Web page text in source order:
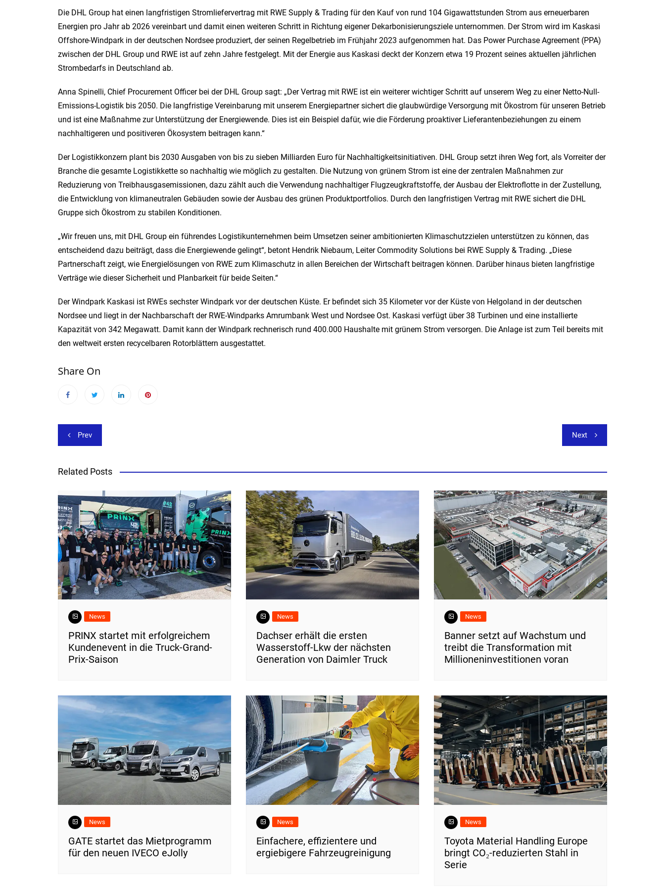
Die DHL Group hat einen langfristigen Stromliefervertrag mit RWE Supply & Trading für den Kauf von rund 104 Gigawattstunden Strom aus erneuerbaren
Energien pro Jahr ab 2026 vereinbart und damit einen weiteren Schritt in Richtung eigener Dekarbonisierungsziele unternommen. Der Strom wird im Kaskasi
Offshore-Windpark in der deutschen Nordsee produziert, der seinen Regelbetrieb im Frühjahr 2023 aufgenommen hat. Das Power Purchase Agreement (PPA)
zwischen der DHL Group und RWE ist auf zehn Jahre festgelegt. Mit der Energie aus Kaskasi deckt der Konzern etwa 19 Prozent seines aktuellen jährlichen
Strombedarfs in Deutschland ab.
Anna Spinelli, Chief Procurement Officer bei der DHL Group sagt: „Der Vertrag mit RWE ist ein weiterer wichtiger Schritt auf unserem Weg zu einer Netto-Null-
Emissions-Logistik bis 2050. Die langfristige Vereinbarung mit unserem Energiepartner sichert die glaubwürdige Versorgung mit Ökostrom für unseren Betrieb
und ist eine Maßnahme zur Unterstützung der Energiewende. Dies ist ein Beispiel dafür, wie die Förderung proaktiver Lieferantenbeziehungen zu einem
nachhaltigeren und positiveren Ökosystem beitragen kann.“
Der Logistikkonzern plant bis 2030 Ausgaben von bis zu sieben Milliarden Euro für Nachhaltigkeitsinitiativen. DHL Group setzt ihren Weg fort, als Vorreiter der
Branche die gesamte Logistikkette so nachhaltig wie möglich zu gestalten. Die Nutzung von grünem Strom ist eine der zentralen Maßnahmen zur
Reduzierung von Treibhausgasemissionen, dazu zählt auch die Verwendung nachhaltiger Flugzeugkraftstoffe, der Ausbau der Elektroflotte in der Zustellung,
die Entwicklung von klimaneutralen Gebäuden sowie der Ausbau des grünen Produktportfolios. Durch den langfristigen Vertrag mit RWE sichert die DHL
Gruppe sich Ökostrom zu stabilen Konditionen.
„Wir freuen uns, mit DHL Group ein führendes Logistikunternehmen beim Umsetzen seiner ambitionierten Klimaschutzzielen unterstützen zu können, das
entscheidend dazu beiträgt, dass die Energiewende gelingt“, betont Hendrik Niebaum, Leiter Commodity Solutions bei RWE Supply & Trading. „Diese
Partnerschaft zeigt, wie Energielösungen von RWE zum Klimaschutz in allen Bereichen der Wirtschaft beitragen können. Darüber hinaus bieten langfristige
Verträge wie dieser Sicherheit und Planbarkeit für beide Seiten.“
Der Windpark Kaskasi ist RWEs sechster Windpark vor der deutschen Küste. Er befindet sich 35 Kilometer vor der Küste von Helgoland in der deutschen
Nordsee und liegt in der Nachbarschaft der RWE-Windparks Amrumbank West und Nordsee Ost. Kaskasi verfügt über 38 Turbinen und eine installierte
Kapazität von 342 Megawatt. Damit kann der Windpark rechnerisch rund 400.000 Haushalte mit grünem Strom versorgen. Die Anlage ist zum Teil bereits mit
den weltweit ersten recycelbaren Rotorblättern ausgestattet.
Share On
Beitragsnavigation
Prev Next
Related Posts
News
PRINX startet mit erfolgreichem
Kundenevent in die Truck-Grand-
Prix-Saison
News
Dachser erhält die ersten
Wasserstoff-Lkw der nächsten
Generation von Daimler Truck
News
Banner setzt auf Wachstum und
treibt die Transformation mit
Millioneninvestitionen voran
News
​GATE startet das Mietprogramm
für den neuen IVECO eJolly
News
Einfachere, effizientere und
ergiebigere Fahrzeugreinigung
News
Toyota Material Handling Europe
bringt CO₂-reduzierten Stahl in
Serie